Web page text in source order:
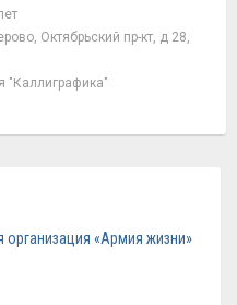
Октябрьский пр-кт, д 28,
"Каллиграфика"
организация «Армия жизни»